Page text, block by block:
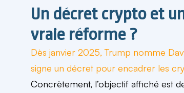
Un décret crypto et
vraie réforme ?
Dès janvier 2025, Trump nomme
signe un décret pourencadrer les
Concrètement, l’objectif affiché est